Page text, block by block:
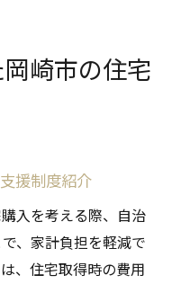
崎市の住宅
援制度紹介
入を考える際、自治
、家計負担を軽減で
、住宅取得時の費用